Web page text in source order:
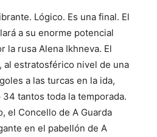
Lógico. Es una final. El
a su enorme potencial
la rusa Alena Ikhneva. El
al estratosférico nivel de una
a las turcas en la ida,
tantos toda la temporada.
el Concello de A Guarda
en el pabellón de A